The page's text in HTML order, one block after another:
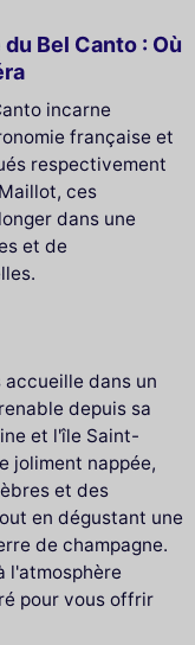
Bel Canto : Où
incarne
française et
respectivement
ces
dans une
et de
accueille dans un
depuis sa
et l'île Saint-
joliment nappée,
et des
en dégustant une
de champagne.
l'atmosphère
pour vous offrir